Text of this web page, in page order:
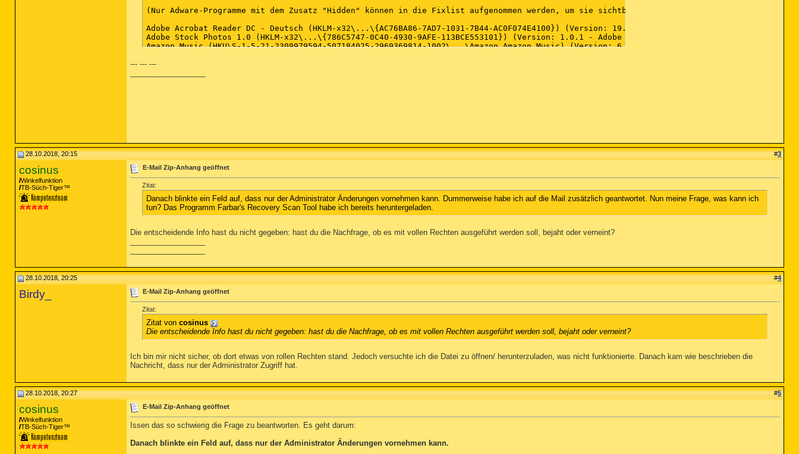
--- --- ---
28.10.2018, 20:15 #3
cosinus
Winkelfunktion
TB-Süch-Tiger™
E-Mail Zip-Anhang geöffnet
Zitat:
Danach blinkte ein Feld auf, dass nur der Administrator Änderungen vornehmen kann. Dummerweise habe ich auf die Mail zusätzlich geantwortet. Nun meine Frage, was kann ich
tun? Das Programm Farbar's Recovery Scan Tool habe ich bereits heruntergeladen.
Die entscheidende Info hast du nicht gegeben: hast du die Nachfrage, ob es mit vollen Rechten ausgeführt werden soll, bejaht oder verneint?
28.10.2018, 20:25 #4
Birdy_ E-Mail Zip-Anhang geöffnet
Zitat:
Zitat von cosinus
Die entscheidende Info hast du nicht gegeben: hast du die Nachfrage, ob es mit vollen Rechten ausgeführt werden soll, bejaht oder verneint?
Ich bin mir nicht sicher, ob dort etwas von rollen Rechten stand. Jedoch versuchte ich die Datei zu öffnen/ herunterzuladen, was nicht funktionierte. Danach kam wie beschrieben die
Nachricht, dass nur der Administrator Zugriff hat.
28.10.2018, 20:27 #5
cosinus
Winkelfunktion
TB-Süch-Tiger™
E-Mail Zip-Anhang geöffnet
Issen das so schwierig die Frage zu beantworten. Es geht darum:
Danach blinkte ein Feld auf, dass nur der Administrator Änderungen vornehmen kann.